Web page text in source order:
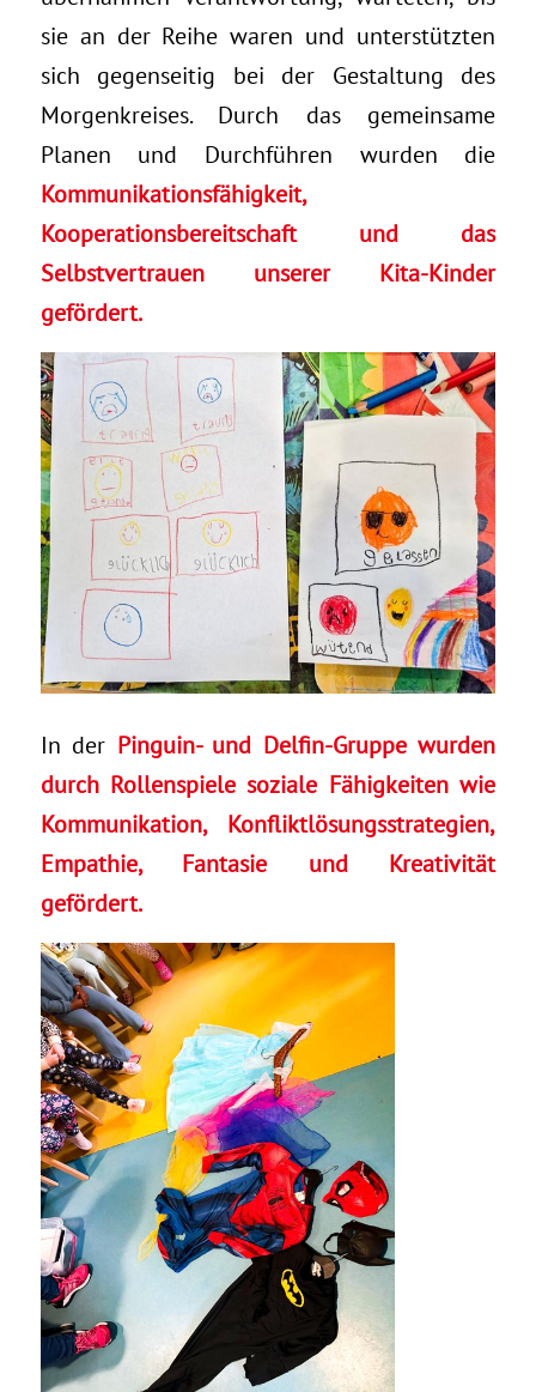
sie an der Reihe waren und unterstützten
sich gegenseitig bei der Gestaltung des
Morgenkreises. Durch das gemeinsame
Planen und Durchführen wurden die
Kommunikationsfähigkeit,
Kooperationsbereitschaft und das
Selbstvertrauen unserer Kita-Kinder
gefördert.
In der Pinguin- und Delfin-Gruppe wurden
durch Rollenspiele soziale Fähigkeiten wie
Kommunikation, Konfliktlösungsstrategien,
Empathie, Fantasie und Kreativität
gefördert.